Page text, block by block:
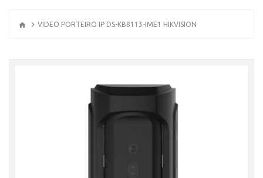
VIDEO PORTEIRO IP DS-KB8113-IME1 HIKVISION